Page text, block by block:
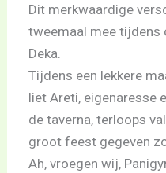
Dit merkwaardige
tweemaal mee tijdens
Deka.
Tijdens een lekkere
liet Areti, eigenaresse
de taverna, terloops
groot feest gegeven
Ah, vroegen wij,